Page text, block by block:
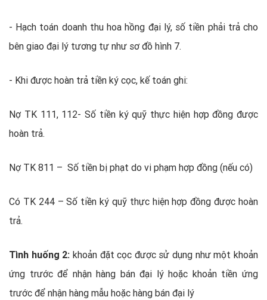
- Hạch toán doanh thu hoa hồng đại lý, số tiền phải trả cho
bên giao đại lý tương tự như sơ đồ hình 7.
- Khi được hoàn trả tiền ký cọc, kế toán ghi:
Nợ TK 111, 112- Số tiền ký quỹ thực hiện hợp đồng được
hoàn trả.
Nợ TK 811 – Số tiền bị phạt do vi phạm hợp đồng (nếu có)
Có TK 244 – Số tiền ký quỹ thực hiện hợp đồng được hoàn
trả.
Tình huống 2: khoản đặt cọc được sử dụng như một khoản
ứng trước để nhận hàng bán đại lý hoặc khoản tiền ứng
trước để nhận hàng mẫu hoặc hàng bán đại lý